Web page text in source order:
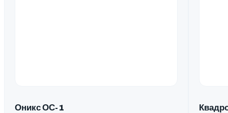
Оникс ОС-1